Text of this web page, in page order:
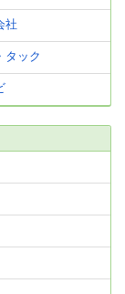
社
タック